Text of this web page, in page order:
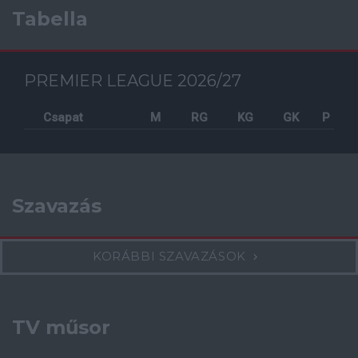
Tabella
PREMIER LEAGUE 2026/27
Csapat M RG KG GK P
Szavazás
KORÁBBI SZAVAZÁSOK
TV műsor